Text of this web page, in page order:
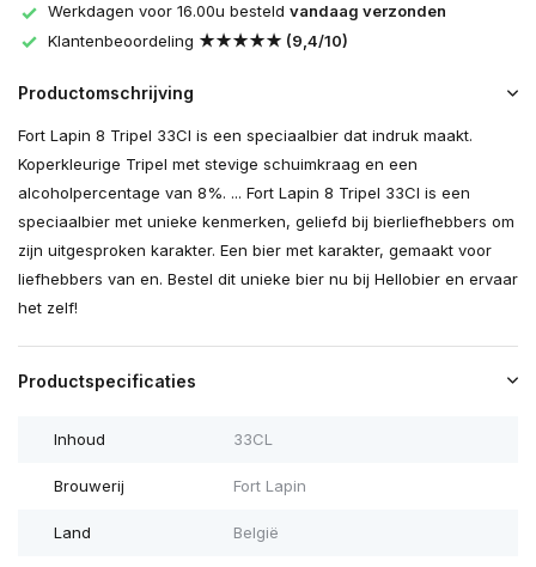
Werkdagen voor 16.00u besteld vandaag verzonden
Klantenbeoordeling ★★★★★ (9,4/10)
Productomschrijving
Fort Lapin 8 Tripel 33Cl is een speciaalbier dat indruk maakt.
Koperkleurige Tripel met stevige schuimkraag en een
alcoholpercentage van 8%. ... Fort Lapin 8 Tripel 33Cl is een
speciaalbier met unieke kenmerken, geliefd bij bierliefhebbers om
zijn uitgesproken karakter. Een bier met karakter, gemaakt voor
liefhebbers van en. Bestel dit unieke bier nu bij Hellobier en ervaar
het zelf!
Productspecificaties
Inhoud 33CL
Brouwerij Fort Lapin
Land België